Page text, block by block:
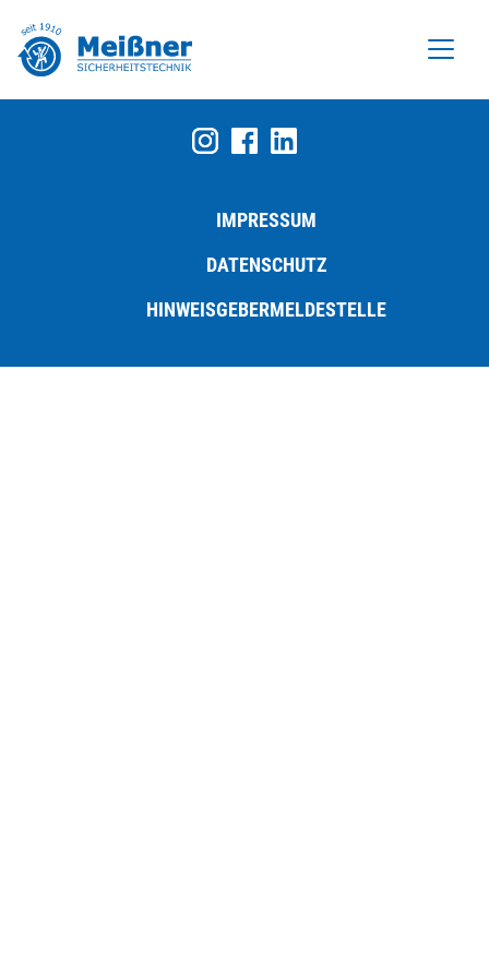
IMPRESSUM
DATENSCHUTZ
HINWEISGEBERMELDESTELLE